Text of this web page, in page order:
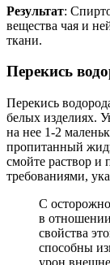
Результат:
вещества чая и
ткани.
Перекись
Перекись
белых изделиях.
на нее 1-2
пропитанный
смойте раствор и
требованиями,
С
в
свойства
способны